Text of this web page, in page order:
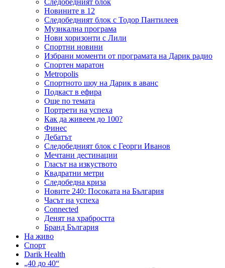
Следобедният блок
Новините в 12
Следобедният блок с Тодор Пантилеев
Музикална програма
Нови хоризонти с Лили
Спортни новини
Избрани моменти от програмата на Дарик радио
Спортен маратон
Metropolis
Спортното шоу на Дарик в аванс
Подкаст в ефира
Още по темата
Портрети на успеха
Как да живеем до 100?
Финес
Дебатът
Следобедният блок с Георги Иванов
Мечтани дестинации
Гласът на изкуството
Квадратни метри
Следобедна криза
Новите 240: Посоката на България
Часът на успеха
Connected
Денят на храбростта
Бранд България
На живо
Спорт
Darik Health
„40 до 40“